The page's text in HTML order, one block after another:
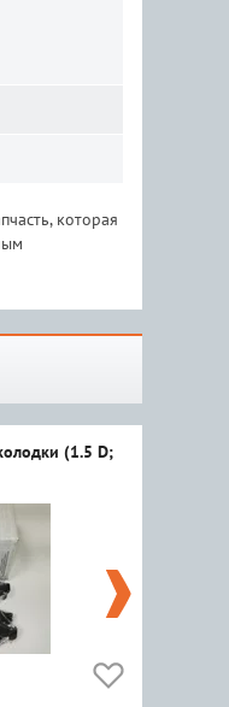
которая
(1.5 D;